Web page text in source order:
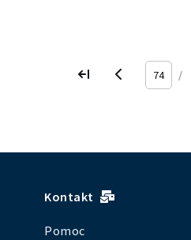
/
Kontakt
Pomoc